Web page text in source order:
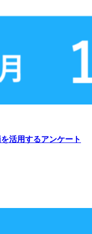
活用するアンケート